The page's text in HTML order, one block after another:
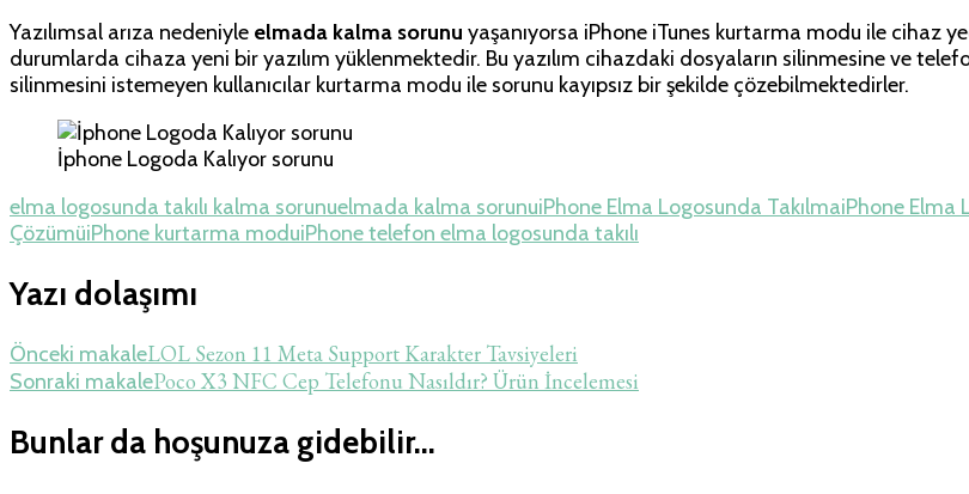
Yazılımsal arıza nedeniyle elmada kalma sorunu yaşanıyorsa iPhone iTunes kurtarma modu ile cihaz
durumlarda cihaza yeni bir yazılım yüklenmektedir. Bu yazılım cihazdaki dosyaların silinmesine ve
silinmesini istemeyen kullanıcılar kurtarma modu ile sorunu kayıpsız bir şekilde çözebilmektedirler.
İphone Logoda Kalıyor sorunu
elma logosunda takılı kalma sorunuelmada kalma sorunuiPhone Elma Logosunda TakılmaiPhone Elma
ÇözümüiPhone kurtarma moduiPhone telefon elma logosunda takılı
Yazı dolaşımı
Önceki makaleLOL Sezon 11 Meta Support Karakter Tavsiyeleri
Sonraki makalePoco X3 NFC Cep Telefonu Nasıldır? Ürün İncelemesi
Bunlar da hoşunuza gidebilir...